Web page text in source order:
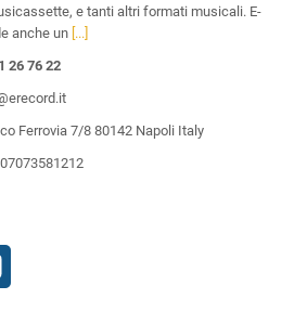
e tanti altri formati musicali. E-
anche un [...]
26 76 22
Ferrovia 7/8 80142 Napoli Italy